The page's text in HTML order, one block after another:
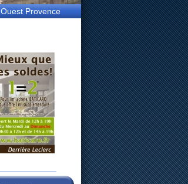
Ouest Provence